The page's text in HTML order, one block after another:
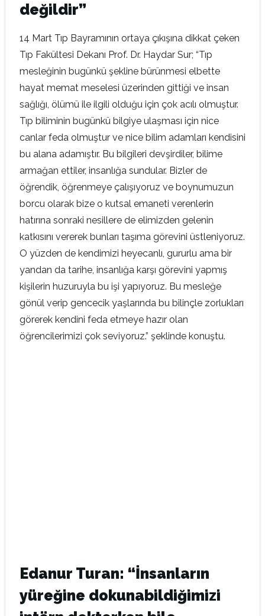
değildir”
14 Mart Tıp Bayramının ortaya çıkışına dikkat çeken
Tıp Fakültesi Dekanı Prof. Dr. Haydar Sur; “Tıp
mesleğinin bugünkü şekline bürünmesi elbette
hayat memat meselesi üzerinden gittiği ve insan
sağlığı, ölümü ile ilgili olduğu için çok acılı olmuştur.
Tıp biliminin bugünkü bilgiye ulaşması için nice
canlar feda olmuştur ve nice bilim adamları kendisini
bu alana adamıştır. Bu bilgileri devşirdiler, bilime
armağan ettiler, insanlığa sundular. Bizler de
öğrendik, öğrenmeye çalışıyoruz ve boynumuzun
borcu olarak bize o kutsal emaneti verenlerin
hatırına sonraki nesillere de elimizden gelenin
katkısını vererek bunları taşıma görevini üstleniyoruz.
O yüzden de kendimizi heyecanlı, gururlu ama bir
yandan da tarihe, insanlığa karşı görevini yapmış
kişilerin huzuruyla bu işi yapıyoruz. Bu mesleğe
gönül verip gencecik yaşlarında bu bilinçle zorlukları
görerek kendini feda etmeye hazır olan
öğrencilerimizi çok seviyoruz.” şeklinde konuştu.
Edanur Turan: “İnsanların
yüreğine dokunabildiğimizi